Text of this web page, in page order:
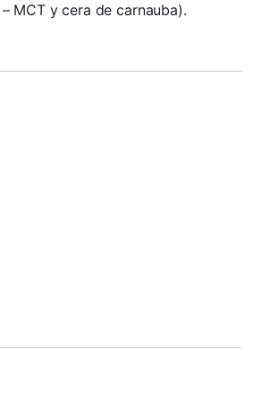
MCT y cera de carnauba).